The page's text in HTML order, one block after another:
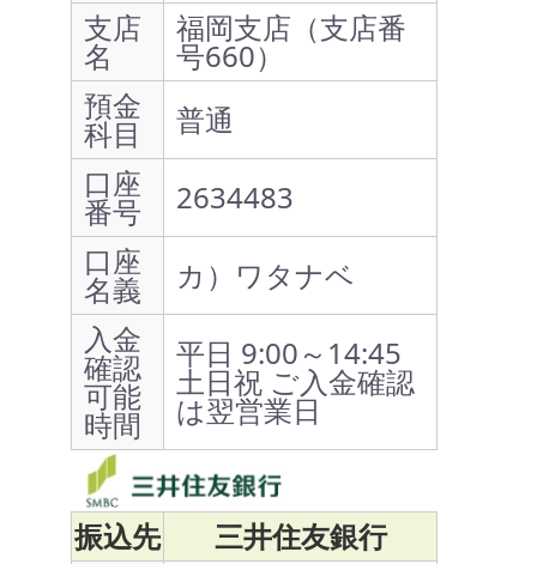
支店
名
福岡支店（支店番
号660）
預金
科目
普通
口座
番号
2634483
口座
名義
カ）ワタナベ
入金
確認
可能
時間
平日 9:00～14:45
土日祝 ご入金確認
は翌営業日
振込先
三井住友銀行